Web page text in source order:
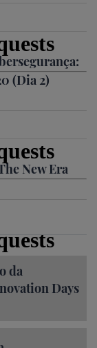
(Dia 2)
New Era
da
Days